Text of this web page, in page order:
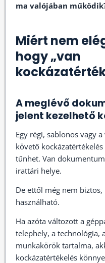
ma valójában
Miért nem
hogy „van
A meglévő
jelent kezelhető
Egy régi, sablonos vagy
követő
tűnhet. Van
irattári helye.
De ettől még nem
használható.
Ha azóta változott a
telephely, a technológia,
munkakörök tartalma,
kockázatértékelés